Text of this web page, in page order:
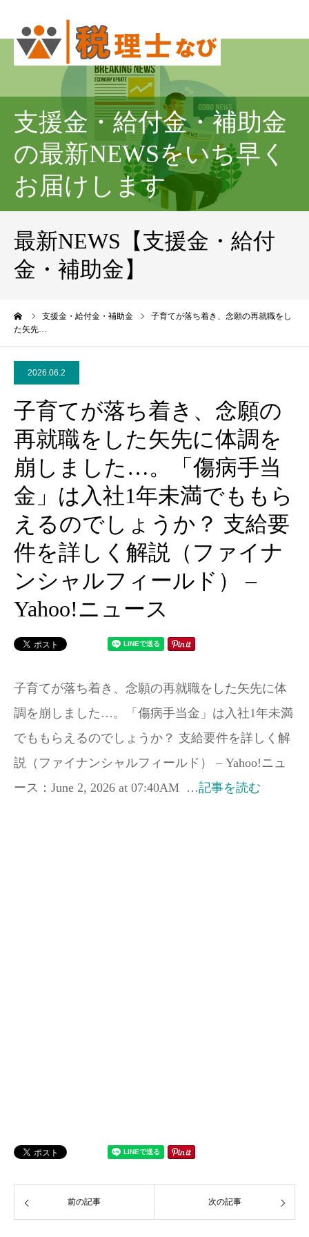
支援金・給付金・補助金
の最新NEWSをいち早く
お届けします
最新NEWS【支援金・給付
金・補助金】
支援金・給付金・補助金
子育てが落ち着き、念願の再就職をし
た矢先…
2026.06.2
子育てが落ち着き、念願の
再就職をした矢先に体調を
崩しました…。「傷病手当
金」は入社1年未満でももら
えるのでしょうか？ 支給要
件を詳しく解説（ファイナ
ンシャルフィールド） –
Yahoo!ニュース
子育てが落ち着き、念願の再就職をした矢先に体
調を崩しました…。「傷病手当金」は入社1年未満
でももらえるのでしょうか？ 支給要件を詳しく解
説（ファイナンシャルフィールド） – Yahoo!ニュ
ース：June 2, 2026 at 07:40AM …記事を読む
前の記事 次の記事